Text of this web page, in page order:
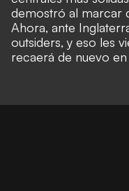
demostró al marcar
Ahora, ante
outsiders, y eso les
recaerá de nuevo en